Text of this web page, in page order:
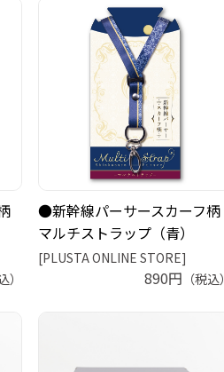
）
●新幹線パーサースカーフ柄
マルチストラップ（青）
[PLUSTA ONLINE STORE]
890円 （税込）